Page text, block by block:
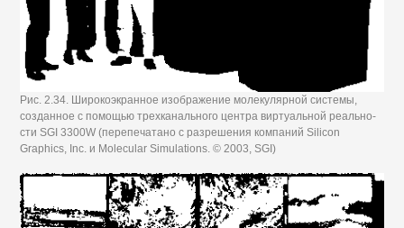
Рис. 2.34. Широкоэкранное изображение молекулярной системы,
созданное с помощью трехканального центра виртуальной реально-
сти SGI 3300W (перепечатано с разрешения компаний Silicon
Graphics, Inc. и Molecular Simulations. © 2003, SGI)